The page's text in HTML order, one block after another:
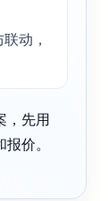
动，
，先用
价。